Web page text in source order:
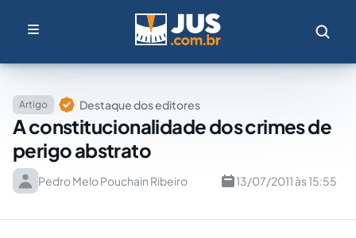
Artigo Destaque dos editores
A constitucionalidade dos crimes de
perigo abstrato
Pedro Melo Pouchain Ribeiro 13/07/2011 às 15:55